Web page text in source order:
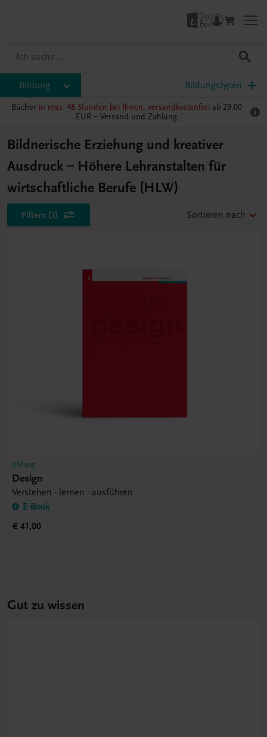
Bildung Bildungstypen
Bücher in max. 48 Stunden bei Ihnen, versandkostenfrei ab 29,00
EUR – Versand und Zahlung
Bildnerische Erziehung und kreativer
Ausdruck – Höhere Lehranstalten für
wirtschaftliche Berufe (HLW)
Filtern (1) Sortieren nach
Bildung
Design
Verstehen - lernen - ausführen
E-Book
€ 41,00
Gut zu wissen